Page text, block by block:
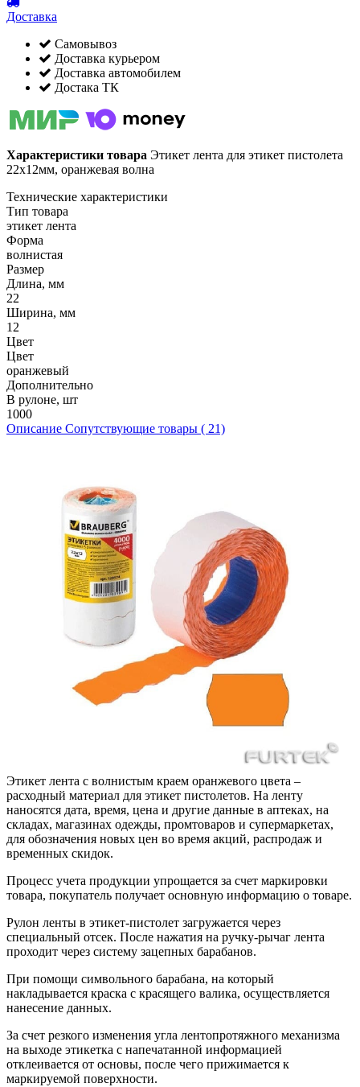
Доставка
Самовывоз
Доставка курьером
Доставка автомобилем
Достака ТК
Характеристики товара Этикет лента для этикет пистолета
22х12мм, оранжевая волна
Технические характеристики
Тип товара
этикет лента
Форма
волнистая
Размер
Длина, мм
22
Ширина, мм
12
Цвет
Цвет
оранжевый
Дополнительно
В рулоне, шт
1000
Описание Сопутствующие товары ( 21)
Этикет лента с волнистым краем оранжевого цвета –
расходный материал для этикет пистолетов. На ленту
наносятся дата, время, цена и другие данные в аптеках, на
складах, магазинах одежды, промтоваров и супермаркетах,
для обозначения новых цен во время акций, распродаж и
временных скидок.
Процесс учета продукции упрощается за счет маркировки
товара, покупатель получает основную информацию о товаре.
Рулон ленты в этикет-пистолет загружается через
специальный отсек. После нажатия на ручку-рычаг лента
проходит через систему зацепных барабанов.
При помощи символьного барабана, на который
накладывается краска с красящего валика, осуществляется
нанесение данных.
За счет резкого изменения угла лентопротяжного механизма
на выходе этикетка с напечатанной информацией
отклеивается от основы, после чего прижимается к
маркируемой поверхности.